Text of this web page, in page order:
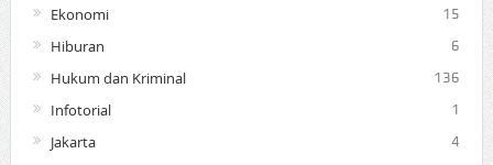
Ekonomi 15
Hiburan 6
Hukum dan Kriminal 136
Infotorial 1
Jakarta 4